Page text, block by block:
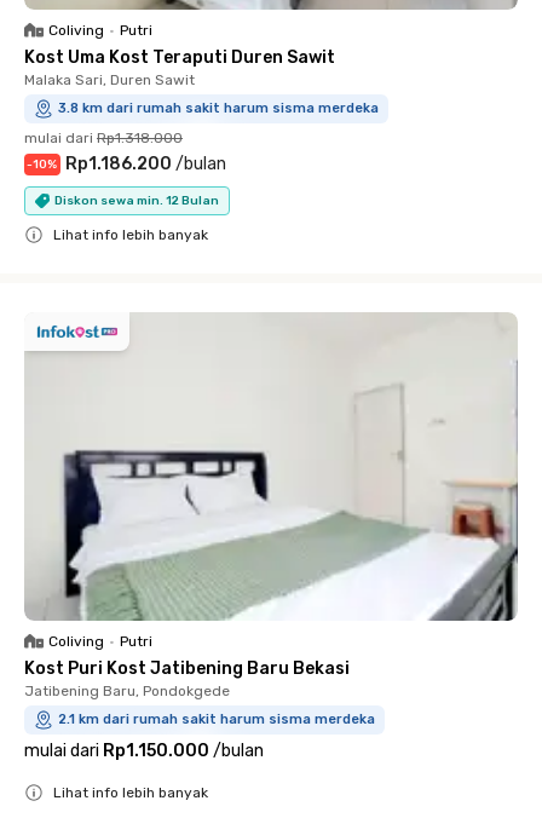
Coliving • Putri
Kost Uma Kost Teraputi Duren Sawit
Malaka Sari, Duren Sawit
3.8 km dari rumah sakit harum sisma merdeka
mulai dari Rp1.318.000
-10% Rp1.186.200 /bulan
Diskon sewa min. 12 Bulan
Lihat info lebih banyak
Coliving • Putri
Kost Puri Kost Jatibening Baru Bekasi
Jatibening Baru, Pondokgede
2.1 km dari rumah sakit harum sisma merdeka
mulai dari Rp1.150.000 /bulan
Lihat info lebih banyak